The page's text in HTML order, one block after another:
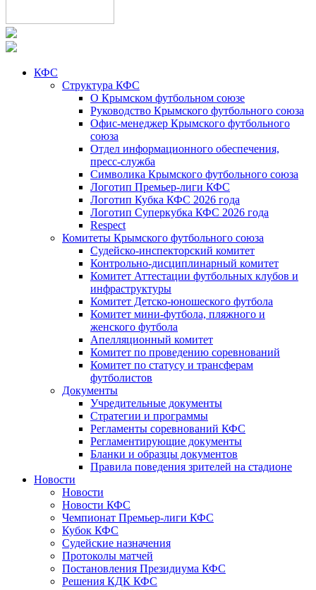
КФС
Структура КФС
О Крымском футбольном союзе
Руководство Крымского футбольного союза
Офис-менеджер Крымского футбольного
союза
Отдел информационного обеспечения,
пресс-служба
Символика Крымского футбольного союза
Логотип Премьер-лиги КФС
Логотип Кубка КФС 2026 года
Логотип Суперкубка КФС 2026 года
Respect
Комитеты Крымского футбольного союза
Судейско-инспекторский комитет
Контрольно-дисциплинарный комитет
Комитет Аттестации футбольных клубов и
инфраструктуры
Комитет Детско-юношеского футбола
Комитет мини-футбола, пляжного и
женского футбола
Апелляционный комитет
Комитет по проведению соревнований
Комитет по статусу и трансферам
футболистов
Документы
Учредительные документы
Стратегии и программы
Регламенты соревнований КФС
Регламентирующие документы
Бланки и образцы документов
Правила поведения зрителей на стадионе
Новости
Новости
Новости КФС
Чемпионат Премьер-лиги КФС
Кубок КФС
Судейские назначения
Протоколы матчей
Постановления Президиума КФС
Решения КДК КФС